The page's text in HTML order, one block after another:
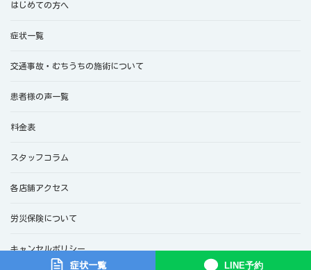
はじめての方へ
症状一覧
交通事故・むちうちの施術について
患者様の声一覧
料金表
スタッフコラム
各店舗アクセス
労災保険について
キャンセルポリシー
症状一覧 LINE予約